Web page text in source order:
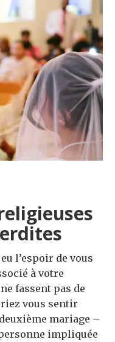
l’espoir de vous
à votre
fassent pas de
vous sentir
mariage –
impliquée